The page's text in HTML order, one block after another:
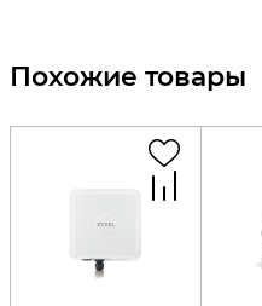
Похожие товары